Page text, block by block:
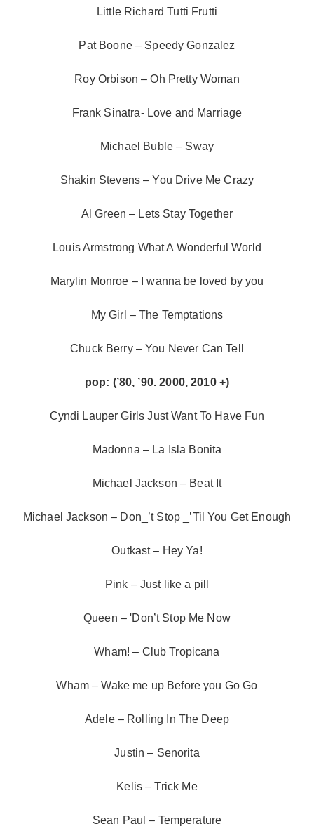
Little Richard Tutti Frutti
Pat Boone – Speedy Gonzalez
Roy Orbison – Oh Pretty Woman
Frank Sinatra- Love and Marriage
Michael Buble – Sway
Shakin Stevens – You Drive Me Crazy
Al Green – Lets Stay Together
Louis Armstrong What A Wonderful World
Marylin Monroe – I wanna be loved by you
My Girl – The Temptations
Chuck Berry – You Never Can Tell
pop: (’80, ’90. 2000, 2010 +)
Cyndi Lauper Girls Just Want To Have Fun
Madonna – La Isla Bonita
Michael Jackson – Beat It
Michael Jackson – Don_’t Stop _’Til You Get Enough
Outkast – Hey Ya!
Pink – Just like a pill
Queen – 'Don’t Stop Me Now
Wham! – Club Tropicana
Wham – Wake me up Before you Go Go
Adele – Rolling In The Deep
Justin – Senorita
Kelis – Trick Me
Sean Paul – Temperature